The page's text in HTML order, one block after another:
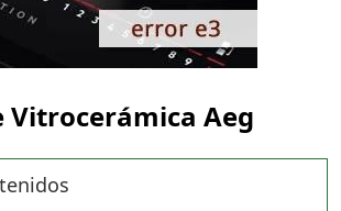
Vitrocerámica Aeg